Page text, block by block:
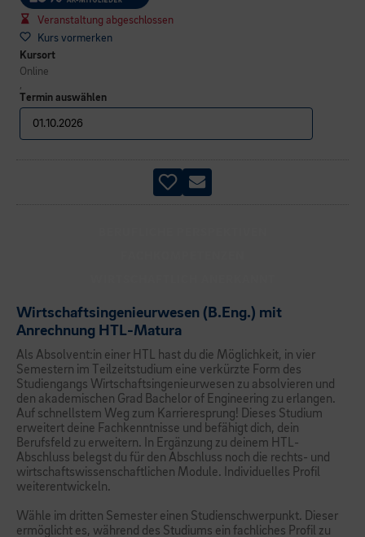
Veranstaltung abgeschlossen
Kurs vormerken
Kursort
Online
,
Termin auswählen
Wirtschaftsingenieurwesen (B.Eng.) mit
Anrechnung HTL-Matura
Als Absolvent:in einer HTL hast du die Möglichkeit, in vier
Semestern im Teilzeitstudium eine verkürzte Form des
Studiengangs Wirtschaftsingenieurwesen zu absolvieren und
den akademischen Grad Bachelor of Engineering zu erlangen.
Auf schnellstem Weg zum Karrieresprung! Dieses Studium
erweitert deine Fachkenntnisse und befähigt dich, dein
Berufsfeld zu erweitern. In Ergänzung zu deinem HTL-
Abschluss belegst du für den Abschluss noch die rechts- und
wirtschaftswissenschaftlichen Module. Individuelles Profil
weiterentwickeln.
Wähle im dritten Semester einen Studienschwerpunkt. Dieser
ermöglicht es, während des Studiums ein fachliches Profil zu